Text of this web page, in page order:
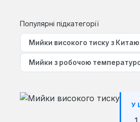
Популярні підкатегорії
Мийки високого тиску з Китаю
Мийки з робочою
У